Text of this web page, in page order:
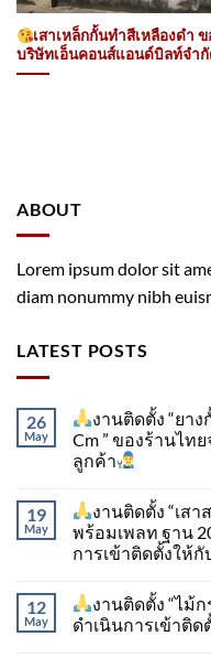
เสาเหล็กกั้นทำสีเหลืองดำ
บริษัทเอ็นคอนส์แอนด์บิลท์จำ
ABOUT
Lorem ipsum dolor sit
diam nonummy nibh
LATEST POSTS
26
May
งานติดตั้ง “ยา
Cm ” ของร้านไท
ลูกค้า
19
May
งานติดตั้ง “เส
พร้อมเพลท ฐาน
การเข้าติดตั้ง​ให้
12
May
งานติดตั้ง “ไม้
ดำเนินการเข้าติ